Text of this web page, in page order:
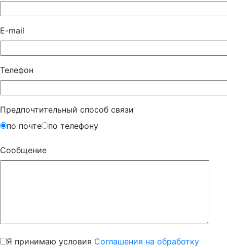
E-mail
Телефон
Предпочтительный способ связи
по почте
по телефону
Сообщение
Я принимаю условия Соглашения на обработку